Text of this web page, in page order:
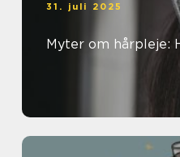
31. juli 2025
Myter om hårpleje: